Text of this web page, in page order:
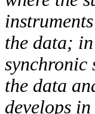
the data;
synchronic
the data
develops